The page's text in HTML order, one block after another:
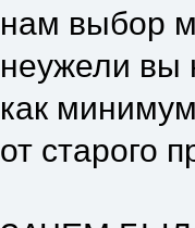
нам выбор
неужели вы
как
от старого